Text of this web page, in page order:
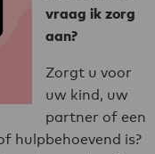
vraag ik zorg
aan?
Zorgt u voor
uw kind, uw
partner of een
hulpbehoevend is?